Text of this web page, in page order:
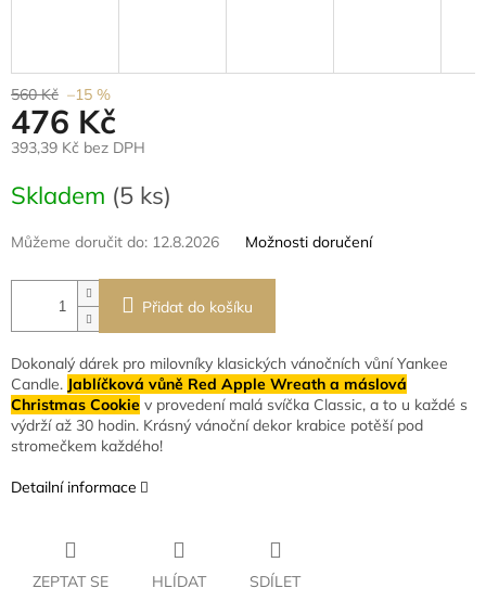
560 Kč –15 %
476 Kč
393,39 Kč bez DPH
cena:
Skladem (5 ks)
Můžeme doručit do: 12.8.2026 Možnosti doručení
Přidat do košíku
Dokonalý dárek pro milovníky klasických vánočních vůní Yankee
Candle. Jablíčková vůně Red Apple Wreath a máslová
Christmas Cookie v provedení malá svíčka Classic, a to u každé s
výdrží až 30 hodin. Krásný vánoční dekor krabice potěší pod
stromečkem každého!
Detailní informace
ZEPTAT SE HLÍDAT SDÍLET